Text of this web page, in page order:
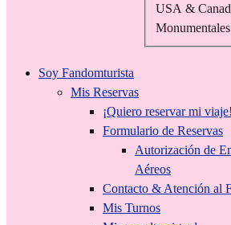
USA &
Monumentales
Soy Fandomturista
Mis Reservas
¡Quiero reservar mi viaje!
Formulario de Reservas
Autorización de
Aéreos
Contacto & Atención al
Mis Turnos